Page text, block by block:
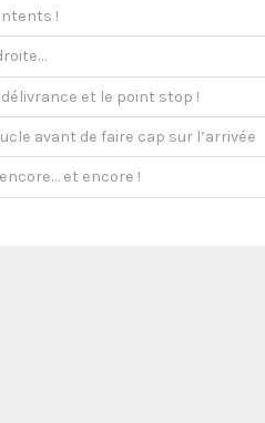
!
délivrance et le point stop !
avant de faire cap sur l’arrivée
et encore !